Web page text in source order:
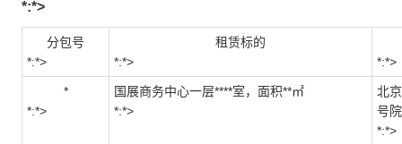
*:*>
分包号
*:*>
租赁标的
*:*>
*:*>
*
*:*>
国展商务中心一层****室，面积**㎡
*:*>
北
号院
*:*>